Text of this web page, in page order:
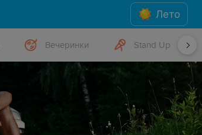
Лето
Вечеринки Stand Up